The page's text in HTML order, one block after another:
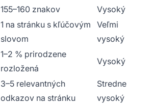
155–160 znakov Vysoký
1 na stránku s kľúčovým
slovom
Veľmi
vysoký
1–2 % prirodzene
rozložená
Vysoký
3–5 relevantných
odkazov na stránku
Stredne
vysoký